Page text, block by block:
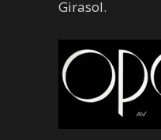
Girasol.